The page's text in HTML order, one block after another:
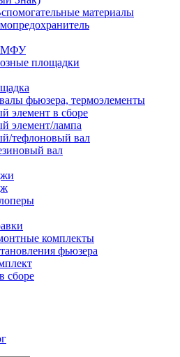
материалы
МФУ
площадки
фьюзера, термоэлементы
элемент в сборе
элемент/лампа
тефлоновый вал
вал
комплекты
фьюзера
сборе